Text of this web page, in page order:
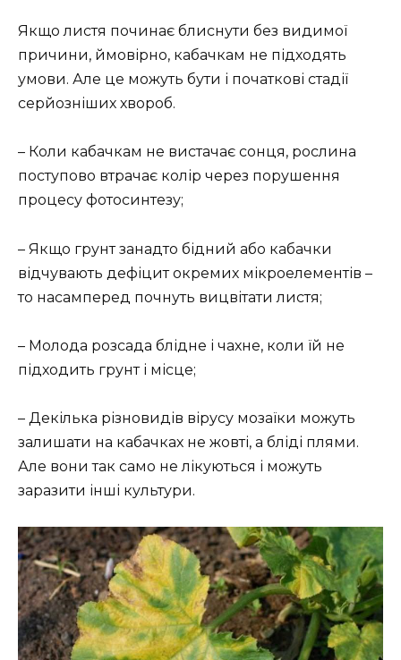
Якщо листя починає блиснути без видимої
причини, ймовірно, кабачкам не підходять
умови. Але це можуть бути і початкові стадії
серйозніших хвороб.
– Коли кабачкам не вистачає сонця, рослина
поступово втрачає колір через порушення
процесу фотосинтезу;
– Якщо грунт занадто бідний або кабачки
відчувають дефіцит окремих мікроелементів –
то насамперед почнуть вицвітати листя;
– Молода розсада блідне і чахне, коли їй не
підходить грунт і місце;
– Декілька різновидів вірусу мозаїки можуть
залишати на кабачках не жовті, а бліді плями.
Але вони так само не лікуються і можуть
заразити інші культури.